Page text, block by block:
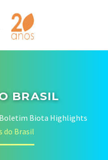
BRASIL
Boletim Biota Highlights
do Brasil